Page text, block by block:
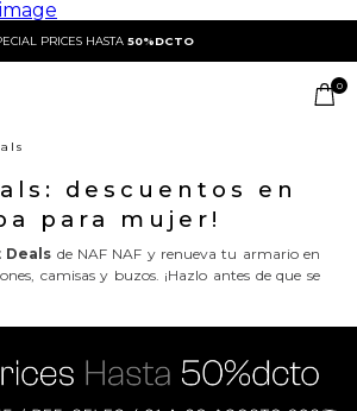
PRICES HASTA 50%DCTO
0
descuentos en
para mujer!
Deals de NAF NAF y renueva tu armario en
camisas y buzos. ¡Hazlo antes de que se